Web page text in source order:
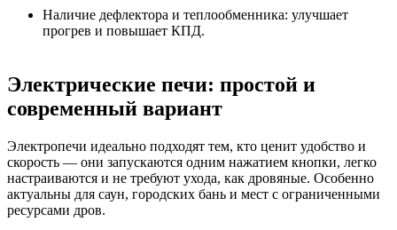
Наличие дефлектора и теплообменника: улучшает
прогрев и повышает КПД.
Электрические печи: простой и
современный вариант
Электропечи идеально подходят тем, кто ценит удобство и
скорость — они запускаются одним нажатием кнопки, легко
настраиваются и не требуют ухода, как дровяные. Особенно
актуальны для саун, городских бань и мест с ограниченными
ресурсами дров.